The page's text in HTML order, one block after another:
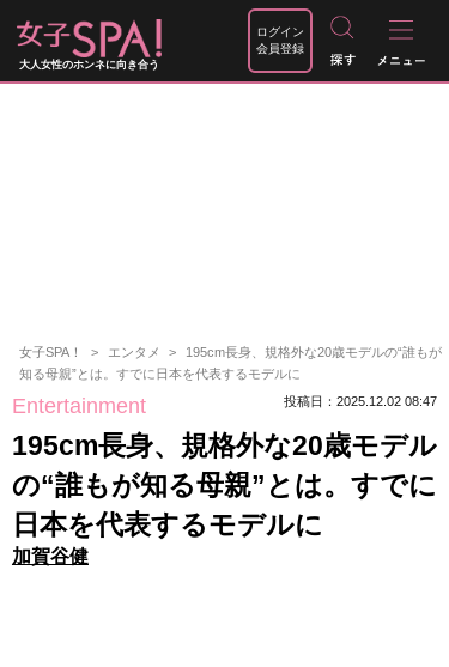
大人女性のホンネに向き合う
ログイン
会員登録
女子SPA！ エンタメ
195cm長身、規格外な20歳モデルの“誰もが
知る母親”とは。すでに日本を代表するモデルに
Entertainment 投稿日：2025.12.02 08:47
195cm長身、規格外な20歳モデル
の“誰もが知る母親”とは。すでに
日本を代表するモデルに
加賀谷健